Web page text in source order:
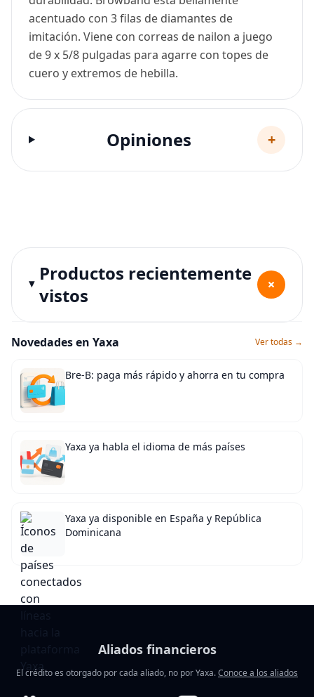
acentuado con 3 filas de diamantes de
imitación. Viene con correas de nailon a juego
de 9 x 5/8 pulgadas para agarre con topes de
cuero y extremos de hebilla.
Opiniones +
Productos recientemente
vistos
+
Novedades en Yaxa Ver todas →
Bre-B: paga más rápido y ahorra en tu compra
Yaxa ya habla el idioma de más países
Yaxa ya disponible en España y República
Dominicana
Aliados financieros
El crédito es otorgado por cada aliado, no por Yaxa.Conoce a los aliados